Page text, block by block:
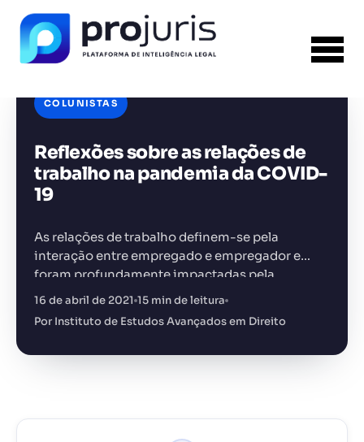
COLUNISTAS
Reflexões sobre as relações de
trabalho na pandemia da COVID-
19
As relações de trabalho definem-se pela
interação entre empregado e empregador e
foram profundamente impactadas pela
pandemia da COVID-19.
16 de abril de 2021 15 min de leitura
Por Instituto de Estudos Avançados em Direito
FERRAMENTA RECOMENDADA PARA ESTE
CONTEÚDO
Sumarizador de Contratos
+14.000 juristas